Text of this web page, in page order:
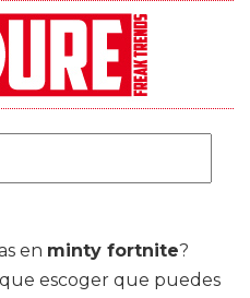
en minty fortnite?
escoger que puedes